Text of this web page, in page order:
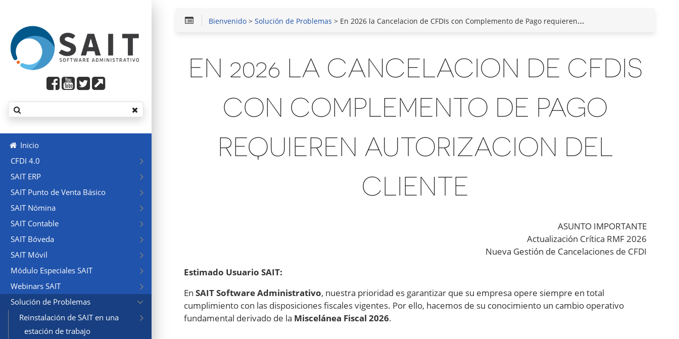
Inicio
CFDI 4.0
SAIT ERP
SAIT Punto de Venta Básico
SAIT Nómina
SAIT Contable
SAIT Bóveda
SAIT Móvil
Módulo Especiales SAIT
Webinars SAIT
Solución de Problemas
Reinstalación de SAIT en una
estación de trabajo
Bienvenido >Solución de Problemas > En 2026 la Cancelacion de CFDIs con Complemento de Pago requieren autorizacion del cliente
EN 2026 LA CANCELACION DE CFDIS
CON COMPLEMENTO DE PAGO
REQUIEREN AUTORIZACION DEL
CLIENTE
ASUNTO IMPORTANTE
Actualización Crítica RMF 2026
Nueva Gestión de Cancelaciones de CFDI
Estimado Usuario SAIT:
En SAIT Software Administrativo, nuestra prioridad es garantizar que su empresa opere siempre en total
cumplimiento con las disposiciones fiscales vigentes. Por ello, hacemos de su conocimiento un cambio operativo
fundamental derivado de la Miscelánea Fiscal 2026.